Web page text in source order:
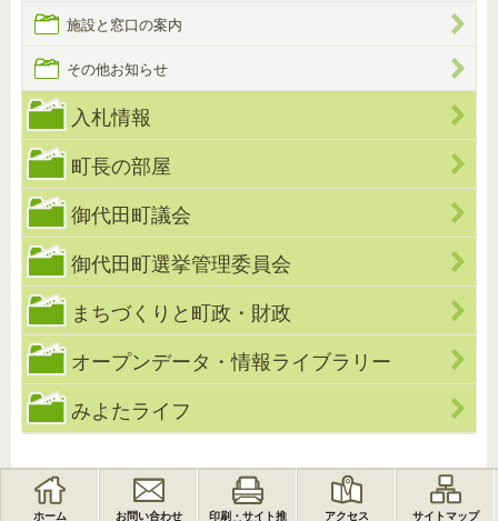
施設と窓口の案内
その他お知らせ
入札情報
町長の部屋
御代田町議会
御代田町選挙管理委員会
まちづくりと町政・財政
オープンデータ・情報ライブラリー
みよたライフ
ホーム お問い合わせ
印刷・サイト推
アクセス サイトマップ